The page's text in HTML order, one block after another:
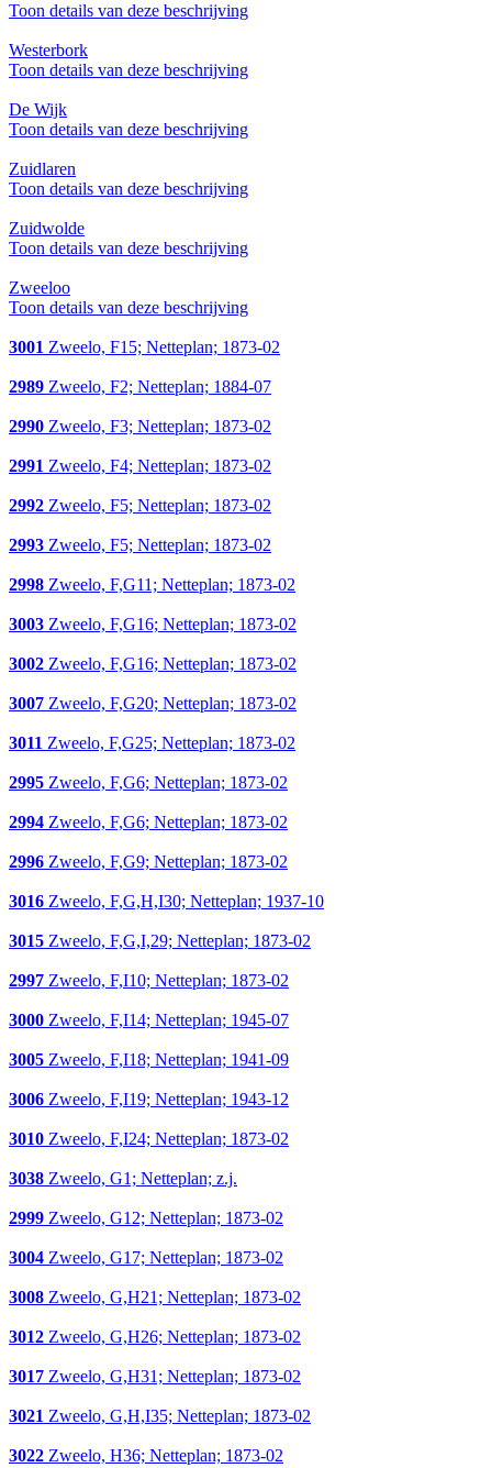
Toon details van deze beschrijving
Westerbork
Toon details van deze beschrijving
De Wijk
Toon details van deze beschrijving
Zuidlaren
Toon details van deze beschrijving
Zuidwolde
Toon details van deze beschrijving
Zweeloo
Toon details van deze beschrijving
3001 Zweelo, F15; Netteplan; 1873-02
2989 Zweelo, F2; Netteplan; 1884-07
2990 Zweelo, F3; Netteplan; 1873-02
2991 Zweelo, F4; Netteplan; 1873-02
2992 Zweelo, F5; Netteplan; 1873-02
2993 Zweelo, F5; Netteplan; 1873-02
2998 Zweelo, F,G11; Netteplan; 1873-02
3003 Zweelo, F,G16; Netteplan; 1873-02
3002 Zweelo, F,G16; Netteplan; 1873-02
3007 Zweelo, F,G20; Netteplan; 1873-02
3011 Zweelo, F,G25; Netteplan; 1873-02
2995 Zweelo, F,G6; Netteplan; 1873-02
2994 Zweelo, F,G6; Netteplan; 1873-02
2996 Zweelo, F,G9; Netteplan; 1873-02
3016 Zweelo, F,G,H,I30; Netteplan; 1937-10
3015 Zweelo, F,G,I,29; Netteplan; 1873-02
2997 Zweelo, F,I10; Netteplan; 1873-02
3000 Zweelo, F,I14; Netteplan; 1945-07
3005 Zweelo, F,I18; Netteplan; 1941-09
3006 Zweelo, F,I19; Netteplan; 1943-12
3010 Zweelo, F,I24; Netteplan; 1873-02
3038 Zweelo, G1; Netteplan; z.j.
2999 Zweelo, G12; Netteplan; 1873-02
3004 Zweelo, G17; Netteplan; 1873-02
3008 Zweelo, G,H21; Netteplan; 1873-02
3012 Zweelo, G,H26; Netteplan; 1873-02
3017 Zweelo, G,H31; Netteplan; 1873-02
3021 Zweelo, G,H,I35; Netteplan; 1873-02
3022 Zweelo, H36; Netteplan; 1873-02